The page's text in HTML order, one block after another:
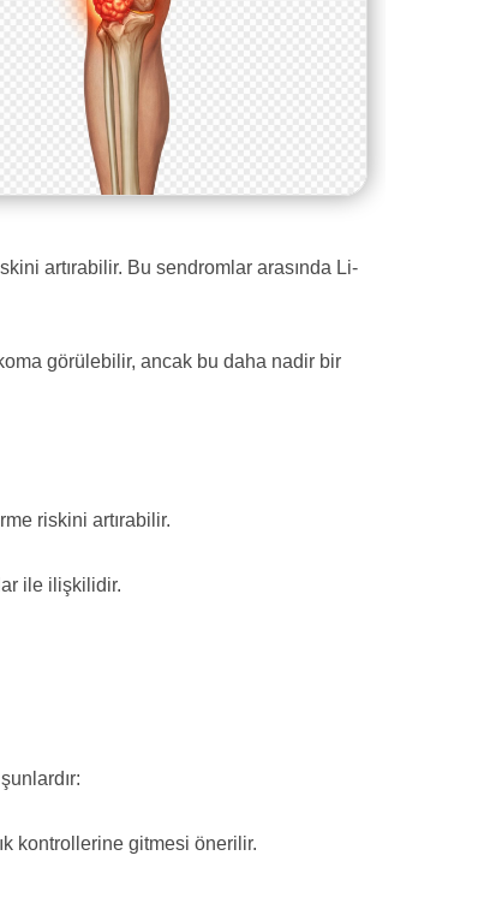
artırabilir. Bu sendromlar arasında Li-
görülebilir, ancak bu daha nadir bir
riskini artırabilir.
ile ilişkilidir.
kontrollerine gitmesi önerilir.